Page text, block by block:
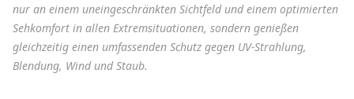
nur an einem uneingeschränkten Sichtfeld und einem optimierten
Sehkomfort in allen Extremsituationen, sondern genießen
gleichzeitig einen umfassenden Schutz gegen UV-Strahlung,
Blendung, Wind und Staub.